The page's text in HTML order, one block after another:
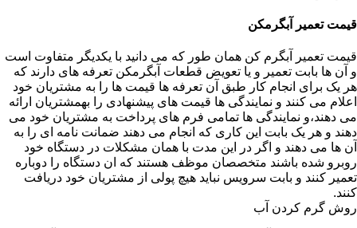
قیمت تعمیر آبگرمکن
قیمت تعمیر آبگرم کن همان طور که می دانید با یکدیگر متفاوت است
و آن ها بابت تعمیر و یا تعویض قطعات آبگرمکن تعرفه های دارند که
هر یک برای انجام کار طبق آن تعرفه ها قیمت ها را به مشتریان خود
اعلام می کنند و نمایندگی ها قیمت های پیشنهادی را بهمشتریان ارائه
می دهند،و نمایندگی ها تمامی فرم های پرداخت به مشتریان خود می
دهند و هر یک بابت این کاری که انجام می دهند ضمانت نامه ای را به
آن ها می دهند و اگر در این مدت با همان مشکلات در دستگاه خود
روبرو شده باشند متخصصان موظف هستند که ان دستگاه را دوباره
تعمیر کنند و بابت سرویس نباید هیچ پولی از مشتریان خود دریافت
کنند.
روش گرم کردن آب